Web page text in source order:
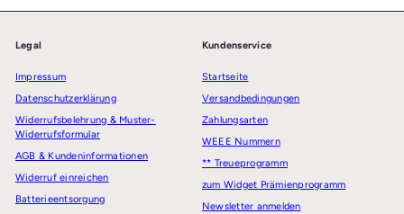
Legal
Impressum
Datenschutzerklärung
Widerrufsbelehrung & Muster-
Widerrufsformular
AGB & Kundeninformationen
Widerruf einreichen
Batterieentsorgung
Kundenservice
Startseite
Versandbedingungen
Zahlungsarten
WEEE Nummern
** Treueprogramm
zum Widget Prämienprogramm
Newsletter anmelden